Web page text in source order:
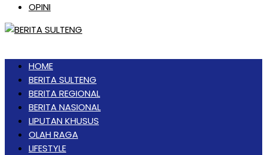
OPINI
HOME
BERITA SULTENG
BERITA REGIONAL
BERITA NASIONAL
LIPUTAN KHUSUS
OLAH RAGA
LIFESTYLE